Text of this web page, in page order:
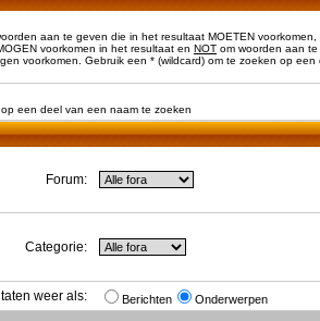
aan te geven die in het resultaat MOETEN voorkomen,
voorkomen in het resultaat en NOT om woorden aan
voorkomen. Gebruik een * (wildcard) om te zoeken op een
een deel van een naam te zoeken
Forum:
Categorie:
weer als: Berichten Onderwerpen